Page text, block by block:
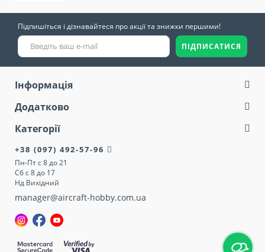
Підпишіться і дізнавайтеся про акції та знижки першими!
ПІДПИСАТИСЯ
Інформація
Додатково
Категорії
+38 (097) 492-57-96
Пн-Пт с 8 до 21
Сб с 8 до 17
Нд Вихідний
manager@aircraft-hobby.com.ua